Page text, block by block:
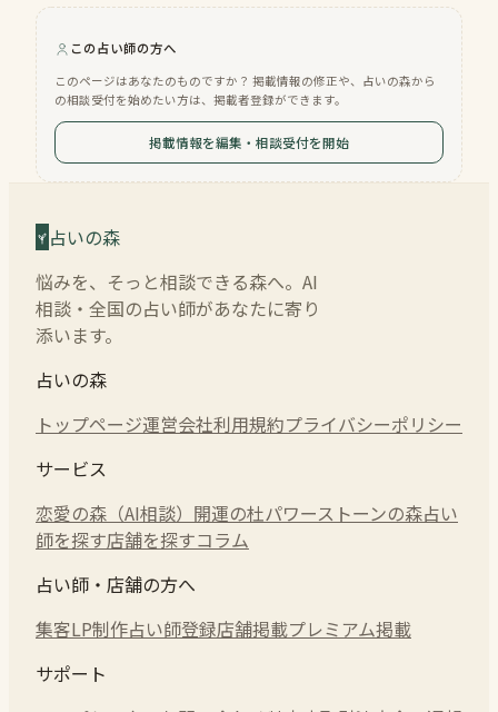
この占い師の方へ
このページはあなたのものですか？ 掲載情報の修正や、占いの森から
の相談受付を始めたい方は、掲載者登録ができます。
掲載情報を編集・相談受付を開始
占いの森
悩みを、そっと相談できる森へ。AI
相談・全国の占い師があなたに寄り
添います。
占いの森
トップページ運営会社利用規約プライバシーポリシー
サービス
恋愛の森（AI相談） 開運の杜パワーストーンの森占い
師を探す店舗を探すコラム
占い師・店舗の方へ
集客LP制作占い師登録店舗掲載プレミアム掲載
サポート